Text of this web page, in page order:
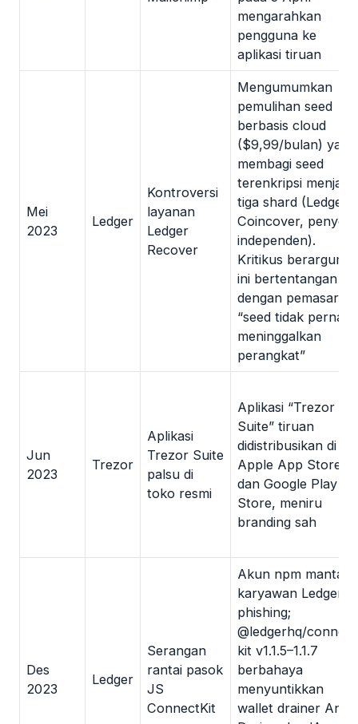
mengarahkan
pengguna ke
aplikasi tiruan
Mei
2023
Ledger
Kontroversi
layanan
Ledger
Recover
Mengumumkan
pemulihan seed
berbasis cloud
($9,99/bulan) yang
membagi seed
terenkripsi menjadi
tiga shard (Ledger,
Coincover,
independen).
Kritikus
ini bertentangan
dengan pemasaran
“seed tidak pernah
meninggalkan
perangkat”
Jun
2023
Trezor
Aplikasi
Trezor Suite
palsu di
toko resmi
Aplikasi “Trezor
Suite” tiruan
didistribusikan di
Apple App Store
dan Google Play
Store, meniru
branding sah
Des
2023
Ledger
Serangan
rantai pasok
JS
ConnectKit
Akun npm mantan
karyawan Ledger
phishing;
@ledgerhq/
kit v1.1.5–1.1.7
berbahaya
menyuntikkan
wallet drainer